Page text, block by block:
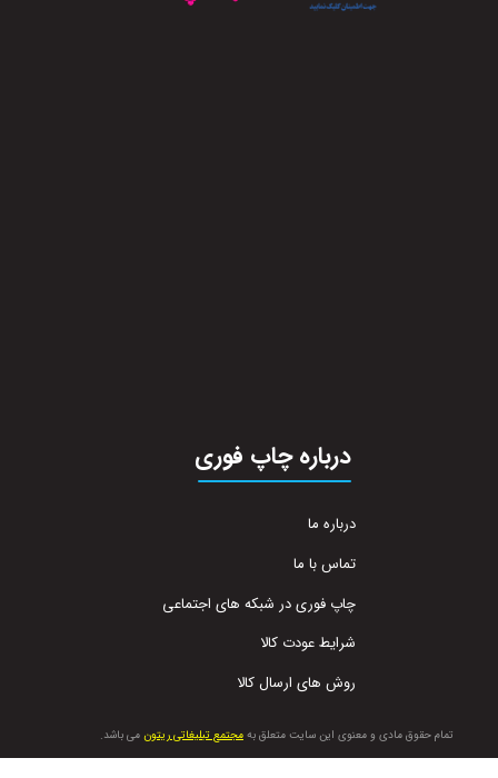
تمام حقوق مادی و معنوی این سایت متعلق به مجتمع تبلیغاتی ریتون می باشد.
درباره چاپ فوری
درباره ما
تماس با ما
چاپ فوری در شبکه های اجتماعی
شرایط عودت کالا
روش های ارسال کالا